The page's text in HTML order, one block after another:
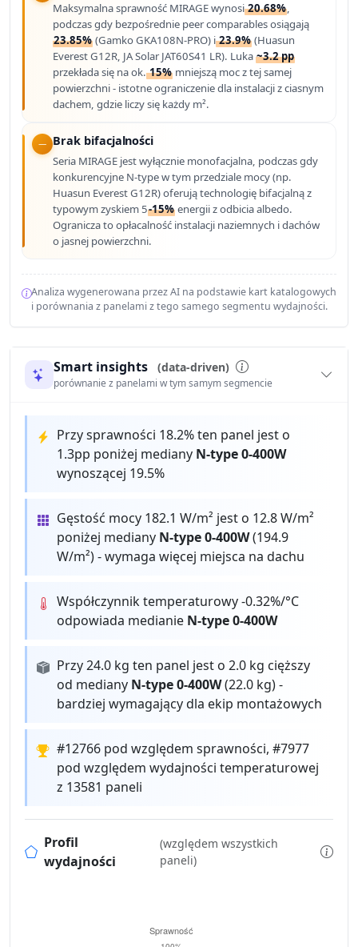
Maksymalna sprawność MIRAGE wynosi20.68%,
podczas gdy bezpośrednie peer comparables osiągają
23.85% (Gamko GKA108N-PRO) i23.9% (Huasun
Everest G12R, JA Solar JAT60S41 LR). Luka~3.2 pp
przekłada się na ok.15% mniejszą moc z tej samej
powierzchni - istotne ograniczenie dla instalacji z ciasnym
dachem, gdzie liczy się każdy m².
Brak bifacjalności
Seria MIRAGE jest wyłącznie monofacjalna, podczas gdy
konkurencyjne N-type w tym przedziale mocy (np.
Huasun Everest G12R) oferują technologię bifacjalną z
typowym zyskiem 5-15% energii z odbicia albedo.
Ogranicza to opłacalność instalacji naziemnych i dachów
o jasnej powierzchni.
Analiza wygenerowana przez AI na podstawie kart katalogowych
i porównania z panelami z tego samego segmentu wydajności.
Smart insights (data-driven)
porównanie z panelami w tym samym segmencie
Przy sprawności 18.2% ten panel jest o
1.3pp poniżej mediany N-type 0-400W
wynoszącej 19.5%
Gęstość mocy 182.1 W/m² jest o 12.8 W/m²
poniżej mediany N-type 0-400W(194.9
W/m²) - wymaga więcej miejsca na dachu
Współczynnik temperaturowy -0.32%/°C
odpowiada medianie N-type 0-400W
Przy 24.0 kg ten panel jest o 2.0 kg cięższy
od mediany N-type 0-400W(22.0 kg) -
bardziej wymagający dla ekip montażowych
#12766 pod względem sprawności, #7977
pod względem wydajności temperaturowej
z 13581 paneli
Profil
wydajności
(względem wszystkich
paneli)